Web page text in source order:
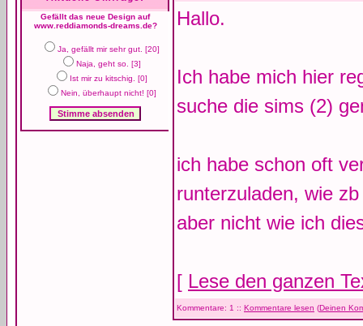
Gefällt das neue Design auf
www.reddiamonds-dreams.de?
Ja, gefällt mir sehr gut. [20]
Naja, geht so. [3]
Ist mir zu kitschig. [0]
Nein, überhaupt nicht! [0]
Hallo.
Ich habe mich hier
suche die sims (2)
ich habe schon oft
runterzuladen, wie
aber nicht wie ich
[ Lese den ganzen
Kommentare: 1 :: Kommentare lesen (Deinen